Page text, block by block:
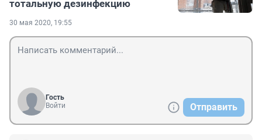
тотальную дезинфекцию
30 мая 2020, 19:55
Гость
Войти
Отправить